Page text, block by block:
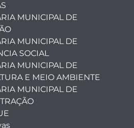
MUNICIPAL DE
MUNICIPAL DE
SOCIAL
MUNICIPAL DE
E MEIO AMBIENTE
MUNICIPAL DE